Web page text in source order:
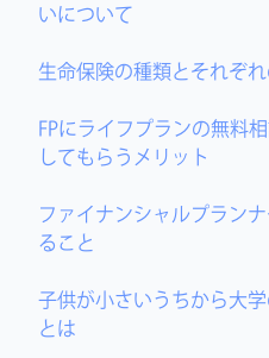
いについて
生命保険の種類とそれぞ
FPにライフプランの無料
してもらうメリット
ファイナンシャルプラン
ること
子供が小さいうちから大
とは